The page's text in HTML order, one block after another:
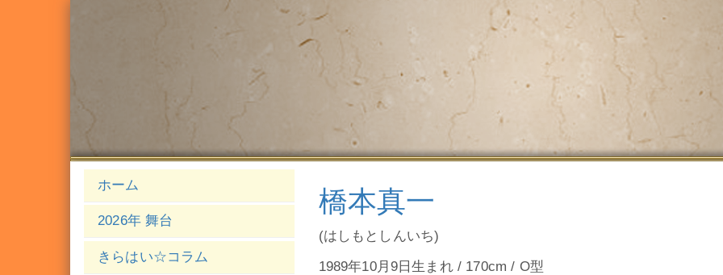
橋本真一
(はしもとしんいち)
1989年10月9日生まれ / 170cm / O型
ホーム
2026年 舞台
きらはい☆コラム